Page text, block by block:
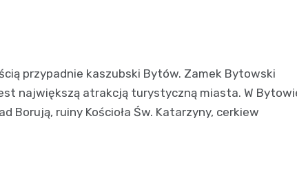
przypadnie kaszubski Bytów. Zamek Bytowski
największą atrakcją turystyczną miasta. W
ruiny Kościoła Św. Katarzyny, cerkiew